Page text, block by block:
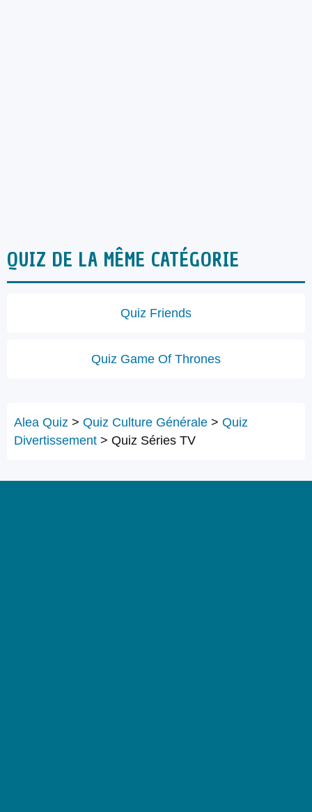
QUIZ DE LA MÊME CATÉGORIE
Quiz Friends
Quiz Game Of Thrones
Alea Quiz > Quiz Culture Générale > Quiz
Divertissement > Quiz Séries TV